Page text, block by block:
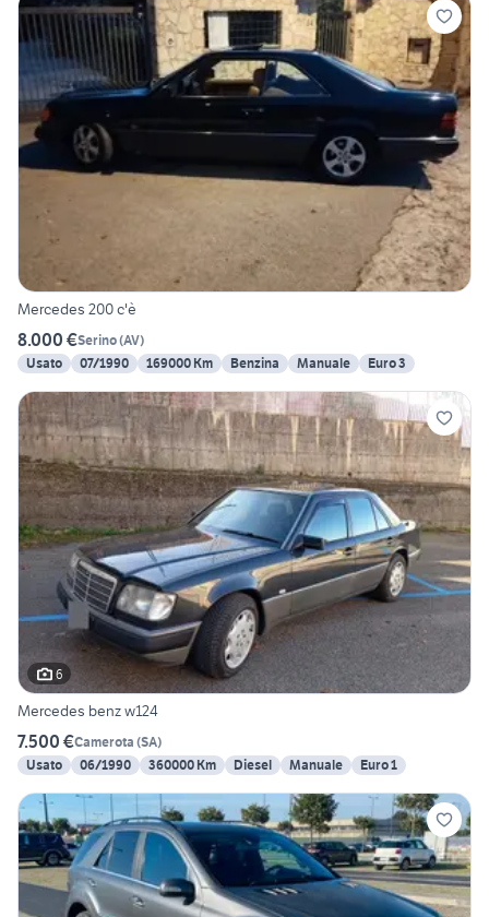
Mercedes 200 c'è
8.000 €Serino(AV)
Usato
07/1990 169000 Km Benzina Manuale Euro 3
6
Mercedes benz w124
7.500 €Camerota (SA)
Usato
06/1990 360000 Km Diesel Manuale Euro 1